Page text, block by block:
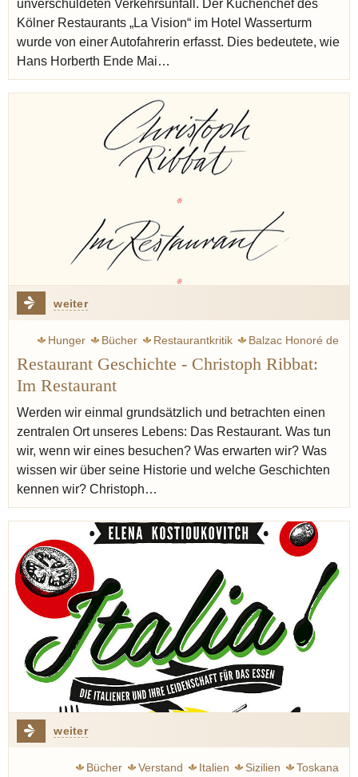
unverschuldeten Verkehrsunfall. Der Küchenchef des
Kölner Restaurants „La Vision“ im Hotel Wasserturm
wurde von einer Autofahrerin erfasst. Dies bedeutete, wie
Hans Horberth Ende Mai…
weiter
Hunger Bücher Restaurantkritik
Balzac Honoré de
Proust Marcel
Custard
Restaurant Geschichte - Christoph Ribbat:
Im Restaurant
Werden wir einmal grundsätzlich und betrachten einen
zentralen Ort unseres Lebens: Das Restaurant. Was tun
wir, wenn wir eines besuchen? Was erwarten wir? Was
wissen wir über seine Historie und welche Geschichten
kennen wir? Christoph…
weiter
Bücher Verstand Italien Sizilien
Toskana